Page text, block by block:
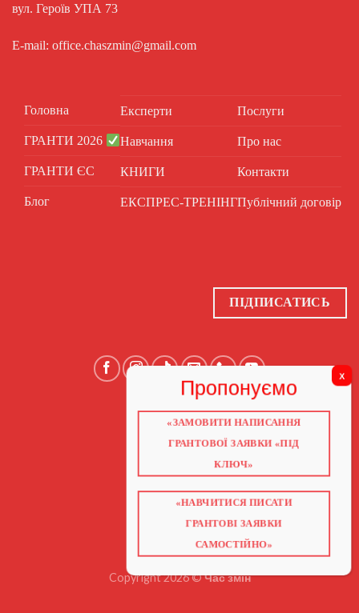
вул. Героїв УПА 73
E-mail: office.chaszmin@gmail.com
Головна
ГРАНТИ 2026
ГРАНТИ ЄС
Блог
Експерти
Навчання
КНИГИ
ЕКСПРЕС-ТРЕНІНГ
Послуги
Про нас
Контакти
Публічний договір
ПІДПИСАТИСЬ
ГОЛОВНА
ГРАНТИ 2026
ПОСЛУГИ
НАВЧАННЯ
КНИГИ
ВІДЕО ПРО ГРАНТИ
Copyright 2026 ©Час змін
«ЗАМОВИТИ НАПИСАННЯ
ГРАНТОВОЇ ЗАЯВКИ «ПІД
КЛЮЧ»
«НАВЧИТИСЯ ПИСАТИ
ГРАНТОВІ ЗАЯВКИ
САМОСТІЙНО»